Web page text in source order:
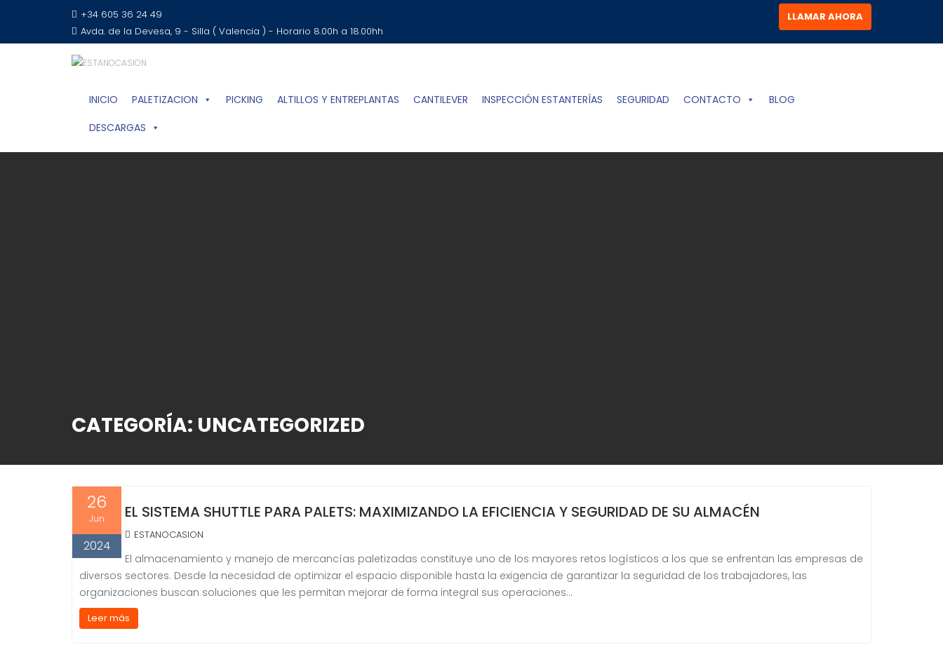
+34 605 36 24 49
Avda. de la Devesa, 9 - Silla ( Valencia ) - Horario 8.00h a 18.00hh
LLAMAR AHORA
INICIO PALETIZACION PICKING ALTILLOS Y ENTREPLANTAS CANTILEVER INSPECCIÓN ESTANTERÍAS SEGURIDAD CONTACTO
BLOG
DESCARGAS
CATEGORÍA: UNCATEGORIZED
26
Jun
2024
EL SISTEMA SHUTTLE PARA PALETS: MAXIMIZANDO LA EFICIENCIA Y SEGURIDAD DE SU ALMACÉN
ESTANOCASION
El almacenamiento y manejo de mercancías paletizadas constituye uno de los mayores retos logísticos a los que se enfrentan las empresas de
diversos sectores. Desde la necesidad de optimizar el espacio disponible hasta la exigencia de garantizar la seguridad de los trabajadores, las
organizaciones buscan soluciones que les permitan mejorar de forma integral sus operaciones…
Leer más
SOLICITA TU PRESUPUESTO